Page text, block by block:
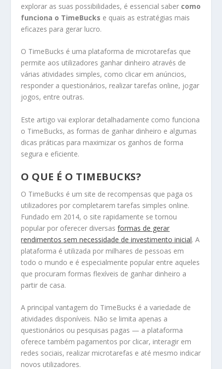
explorar as suas possibilidades, é essencial saber como
funciona o TimeBucks e quais as estratégias mais
eficazes para gerar lucro.
O TimeBucks é uma plataforma de microtarefas que
permite aos utilizadores ganhar dinheiro através de
várias atividades simples, como clicar em anúncios,
responder a questionários, realizar tarefas online, jogar
jogos, entre outras.
Este artigo vai explorar detalhadamente como funciona
o TimeBucks, as formas de ganhar dinheiro e algumas
dicas práticas para maximizar os ganhos de forma
segura e eficiente.
O QUE É O TIMEBUCKS?
O TimeBucks é um site de recompensas que paga os
utilizadores por completarem tarefas simples online.
Fundado em 2014, o site rapidamente se tornou
popular por oferecer diversasformas de gerar
rendimentos sem necessidade de investimento inicial. A
plataforma é utilizada por milhares de pessoas em
todo o mundo e é especialmente popular entre aqueles
que procuram formas flexíveis de ganhar dinheiro a
partir de casa.
A principal vantagem do TimeBucks é a variedade de
atividades disponíveis. Não se limita apenas a
questionários ou pesquisas pagas — a plataforma
oferece também pagamentos por clicar, interagir em
redes sociais, realizar microtarefas e até mesmo indicar
novos utilizadores.